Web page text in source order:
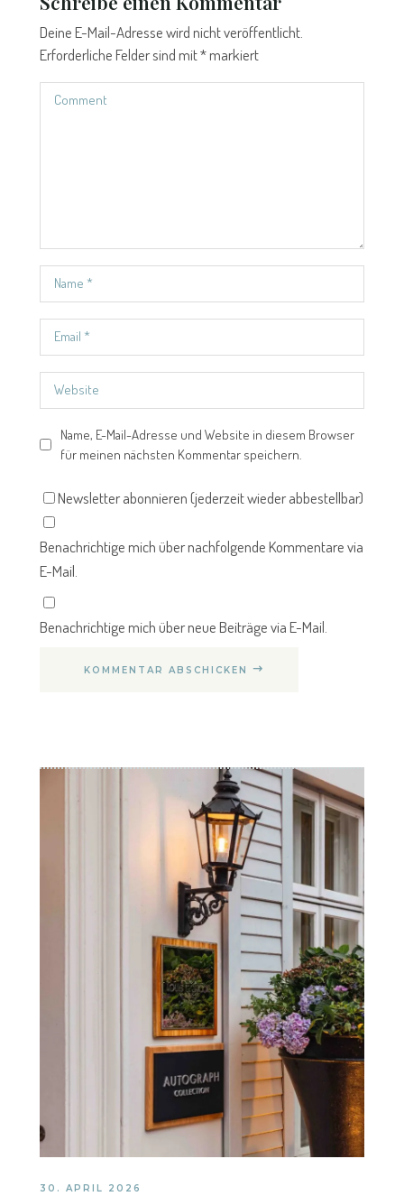
Deine E-Mail-Adresse wird nicht veröffentlicht.
Erforderliche Felder sind mit*markiert
Name, E-Mail-Adresse und Website in diesem Browser
für meinen nächsten Kommentar speichern.
Newsletter abonnieren (jederzeit wieder abbestellbar)
Benachrichtige mich über nachfolgende Kommentare via
E-Mail.
Benachrichtige mich über neue Beiträge via E-Mail.
KOMMENTAR ABSCHICKEN
30. APRIL 2026